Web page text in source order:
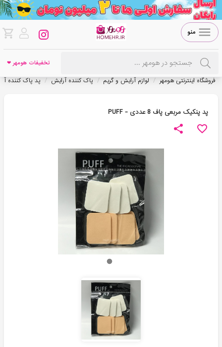
منو
تخفیفات هومهر ❤
فروشگاه اینترنتی هومهر / لوازم آرایش و گریم / پاک کننده آرایش / پد پاک کننده
پد پنکیک مربعی پاف 8 عددی - PUFF